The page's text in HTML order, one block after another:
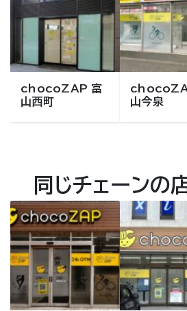
chocoZAP 富
山西町
山今泉
同じチェーンの